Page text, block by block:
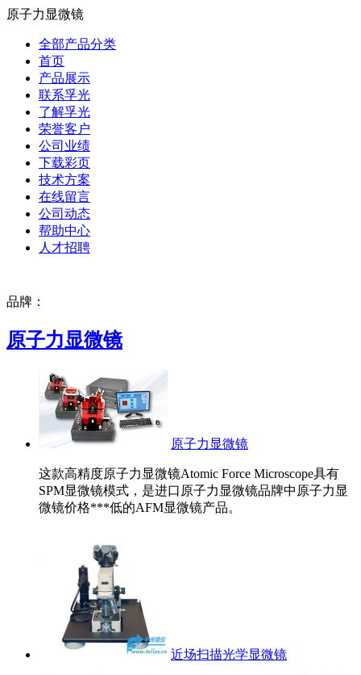
原子力显微镜
全部产品分类
首页
产品展示
联系孚光
了解孚光
荣誉客户
公司业绩
下载彩页
技术方案
在线留言
公司动态
帮助中心
人才招聘
品牌：
原子力显微镜
原子力显微镜
这款高精度原子力显微镜Atomic Force Microscope具有
SPM显微镜模式，是进口原子力显微镜品牌中原子力显
微镜价格***低的AFM显微镜产品。
近场扫描光学显微镜